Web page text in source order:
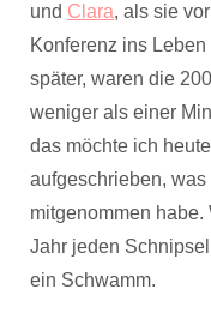
und Clara, als sie
Konferenz ins
später, waren die
weniger als einer
das möchte ich
aufgeschrieben,
mitgenommen
Jahr jeden
ein Schwamm.